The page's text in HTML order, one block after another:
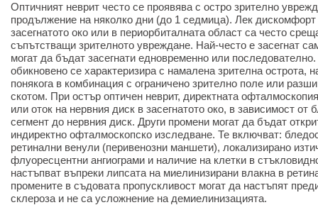
Оптичният неврит често се проявява с остро зрително
продължение на няколко дни (до 1 седмица). Лек
засегнатото око или в периорбиталната област са често
съпътстващи зрителното увреждане. Най-често е засегнат
могат да бъдат засегнати едновременно или
обикновено се характеризира с намалена зрителна острота,
понякога в комбинация с ограничено зрително поле или
скотом. При остър оптичен неврит, директната
или оток на нервния диск в засегнатото око, в зависимост от
сегмент до нервния диск. Други промени могат да бъдат
индиректно офталмоскопско изследване. Те включват:
ретинални венули (перивенозни маншети), локализирано
флуоресцентни ангиограми и наличие на клетки в
настъпват въпреки липсата на миелинизирани влакна в
промените в съдовата пропускливост могат да настъпят
склероза и не са усложнение на демиелинизацията.